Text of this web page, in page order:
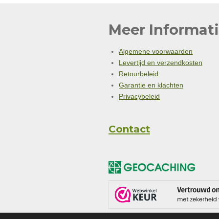
Meer
Algemene voorwaarden
Levertijd en verzendkosten
Retourbeleid
Garantie en klachten
Privacybeleid
Contact